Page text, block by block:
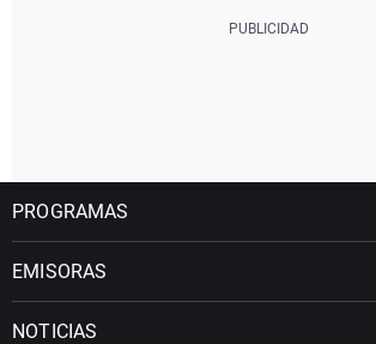
PROGRAMAS
EMISORAS
NOTICIAS